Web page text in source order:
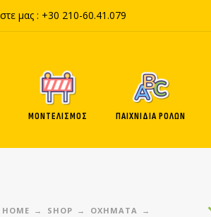
μας : +30 210-60.41.079
ΜΟΝΤΕΛΙΣΜΟΣ ΠΑΙΧΝΙΔΙΑ ΡΟΛΩΝ
HOME SHOP
ΟΧΗΜΑΤΑ